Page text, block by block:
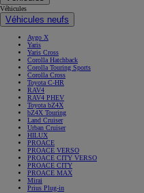
Véhicules
Véhicules neufs
Aygo X
Yaris
Yaris Cross
Corolla Hatchback
Corolla Touring Sports
Corolla Cross
Toyota C-HR
RAV4
RAV4 PHEV
Toyota bZ4X
bZ4X Touring
Land Cruiser
Urban Cruiser
HILUX
PROACE
PROACE VERSO
PROACE CITY VERSO
PROACE CITY
PROACE MAX
Mirai
Prius Plug-in